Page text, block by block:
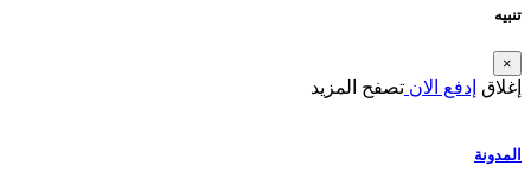
تنبيه
×
إغلاق إدفع الان تصفح المزيد
المدونة